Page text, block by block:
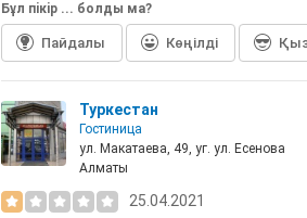
Бұл пiкiр ... болды ма?
Пайдалы Көңілді
Туркестан
Гостиница
ул. Макатаева, 49, уг. ул. Есенова
Алматы
25.04.2021